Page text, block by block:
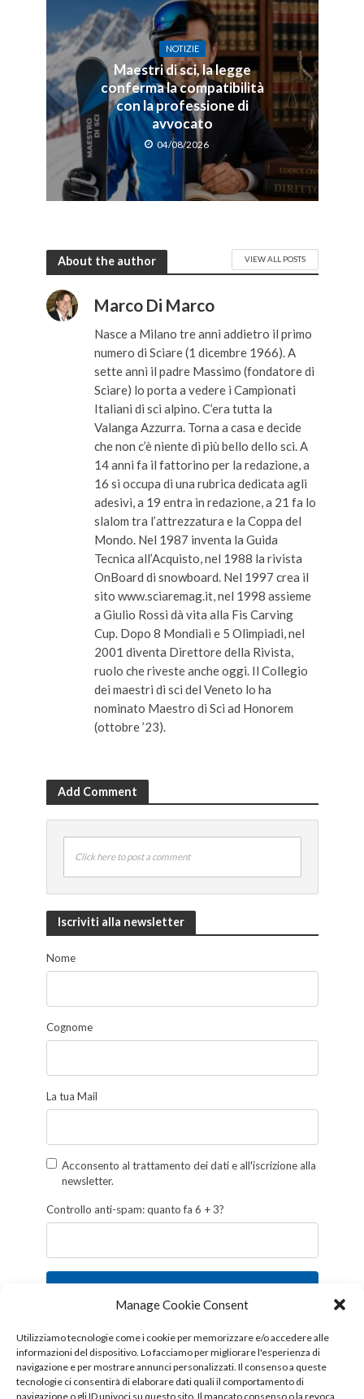
Manage Cookie Consent
Utilizziamo tecnologie come i cookie per memorizzare e/o accedere alle
informazioni del dispositivo. Lo facciamo per migliorare l'esperienza di
navigazione e per mostrare annunci personalizzati. Il consenso a queste
tecnologie ci consentirà di elaborare dati quali il comportamento di
navigazione o gli ID univoci su questo sito. Il mancato consenso o la revoca
NOTIZIE
Maestri di sci, la legge
conferma la compatibilità
con la professione di
avvocato
04/08/2026
About the author VIEW ALL POSTS
Marco Di Marco
Nasce a Milano tre anni addietro il primo
numero di Sciare (1 dicembre 1966). A
sette anni il padre Massimo (fondatore di
Sciare) lo porta a vedere i Campionati
Italiani di sci alpino. C’era tutta la
Valanga Azzurra. Torna a casa e decide
che non c’è niente di più bello dello sci. A
14 anni fa il fattorino per la redazione, a
16 si occupa di una rubrica dedicata agli
adesivi, a 19 entra in redazione, a 21 fa lo
slalom tra l’attrezzatura e la Coppa del
Mondo. Nel 1987 inventa la Guida
Tecnica all’Acquisto, nel 1988 la rivista
OnBoard di snowboard. Nel 1997 crea il
sito www.sciaremag.it, nel 1998 assieme
a Giulio Rossi dà vita alla Fis Carving
Cup. Dopo 8 Mondiali e 5 Olimpiadi, nel
2001 diventa Direttore della Rivista,
ruolo che riveste anche oggi. Il Collegio
dei maestri di sci del Veneto lo ha
nominato Maestro di Sci ad Honorem
(ottobre ’23).
Add Comment
Click here to post a comment
Iscriviti alla newsletter
Nome
Cognome
La tua Mail
Acconsento al trattamento dei dati e all'iscrizione alla
newsletter.
Controllo anti-spam: quanto fa 6 + 3?
Follow us!